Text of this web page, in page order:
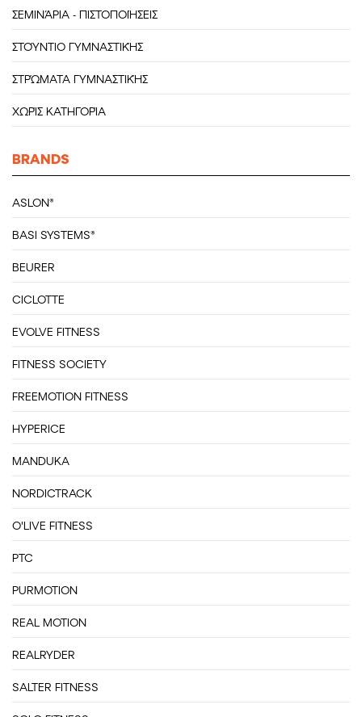
ΣΕΜΙΝΆΡΙΑ - ΠΙΣΤΟΠΟΙΉΣΕΙΣ
ΣΤΟΎΝΤΙΟ ΓΥΜΝΑΣΤΙΚΉΣ
ΣΤΡΏΜΑΤΑ ΓΥΜΝΑΣΤΙΚΉΣ
ΧΩΡΊΣ ΚΑΤΗΓΟΡΊΑ
BRANDS
ASLON®
BASI SYSTEMS®
BEURER
CICLOTTE
EVOLVE FITNESS
FITNESS SOCIETY
FREEMOTION FITNESS
HYPERICE
MANDUKA
NORDICTRACK
O'LIVE FITNESS
PTC
PURMOTION
REAL MOTION
REALRYDER
SALTER FITNESS